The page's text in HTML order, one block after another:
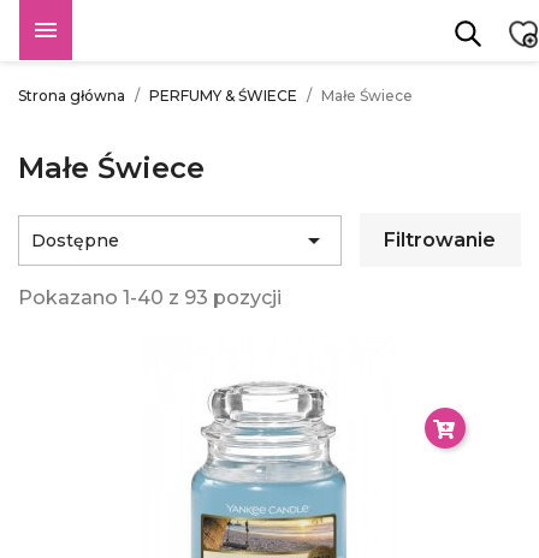

Strona główna PERFUMY & ŚWIECE Małe Świece
Małe Świece
Dostępne  Filtrowanie
Pokazano 1-40 z 93 pozycji